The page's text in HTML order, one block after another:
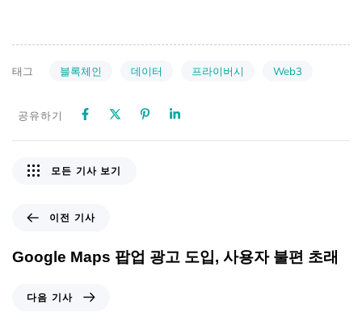
태그 블록체인 데이터 프라이버시 Web3
공유하기
이전 기사
Google Maps 팝업 광고 도입, 사용자 불편 초래
모든 기사 보기
다음 기사